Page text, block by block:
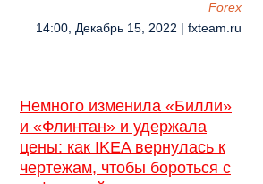
Forex
14:00, Декабрь 15, 2022 | fxteam.ru
Немного изменила «Билли»
и «Флинтан» и удержала
цены: как IKEA вернулась к
чертежам, чтобы бороться с